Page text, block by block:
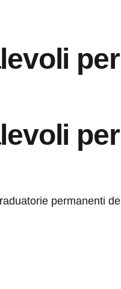
per
per
permanenti